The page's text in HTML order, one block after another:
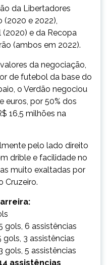
da Libertadores
(2020 e 2022),
e da Recopa
(ambos em 2022).
da negociação,
de futebol da base do
o Verdão negociou
euros, por 50% dos
16,5 milhões na
pelo lado direito
drible e facilidade no
muito exaltadas por
Cruzeiro.
gols, 6 assistências
gols, 3 assistências
gols, 5 assistências
assistências